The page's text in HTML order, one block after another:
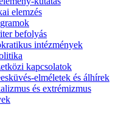
elemzés
befolyás
intézmények
kapcsolatok
elméletek és álhírek
és extrémizmus